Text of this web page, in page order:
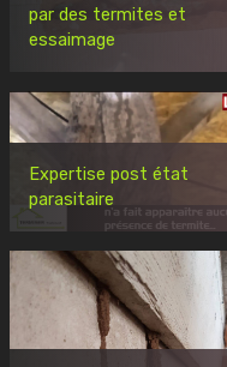
par des termites et
essaimage
Expertise post état
parasitaire